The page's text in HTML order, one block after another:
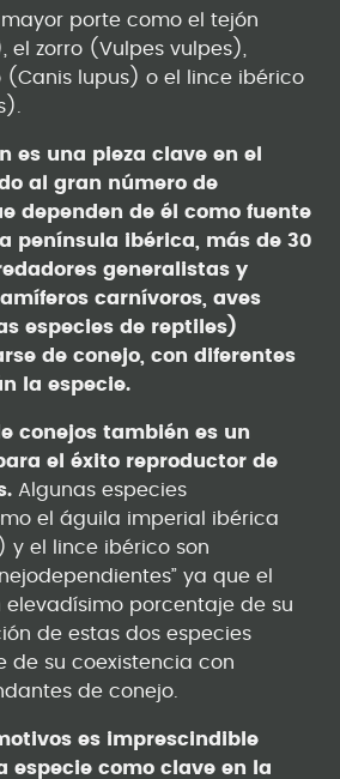
porte como el tejón
el zorro (Vulpes vulpes),
(Canis lupus) o el lince ibérico
es una pieza clave en el
al gran número de
dependen de él como fuente
península ibérica, más de 30
generalistas y
carnívoros, aves
especies de reptiles)
de conejo, con diferentes
la especie.
conejos también es un
el éxito reproductor de
Algunas especies
el águila imperial ibérica
y el lince ibérico son
ya que el
elevadísimo porcentaje de su
de estas dos especies
de su coexistencia con
de conejo.
es imprescindible
especie como clave en la